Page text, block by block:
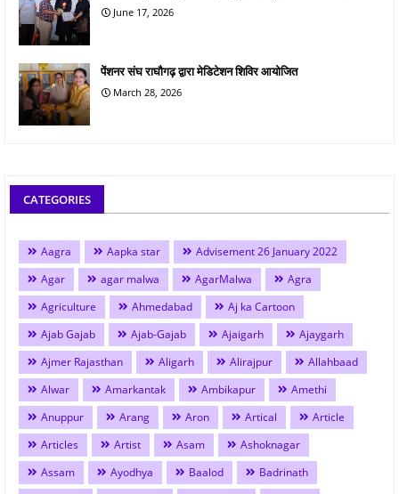
June 17, 2026
पेंशनर संघ राघौगढ़ द्वारा मेडिटेशन शिविर आयोजित
March 28, 2026
CATEGORIES
Aagra Aapka star
Advisement 26 January 2022
Agar
agar malwa AgarMalwa
Agra
Agriculture
Ahmedabad
Aj ka Cartoon
Ajab Gajab
Ajab-Gajab Ajaigarh
Ajaygarh
Ajmer Rajasthan
Aligarh Alirajpur
Allahbaad
Alwar
Amarkantak Ambikapur
Amethi
Anuppur
Arang Aron Artical
Article
Articles
Artist Asam
Ashoknagar
Assam
Ayodhya Baalod
Badrinath